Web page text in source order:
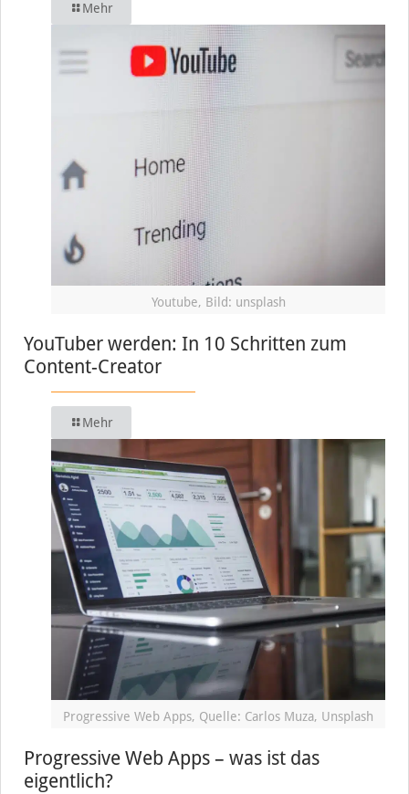
Mehr
Youtube, Bild: unsplash
YouTuber werden: In 10 Schritten zum
Content-Creator
Mehr
Progressive Web Apps, Quelle: Carlos Muza, Unsplash
Progressive Web Apps – was ist das
eigentlich?